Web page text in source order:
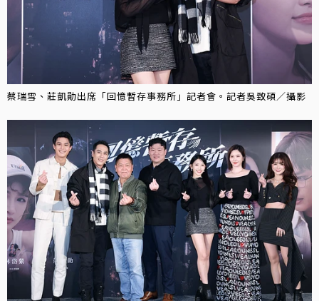
蔡瑞雪、莊凱勛出席「回憶暫存事務所」記者會。記者吳致碩／攝影